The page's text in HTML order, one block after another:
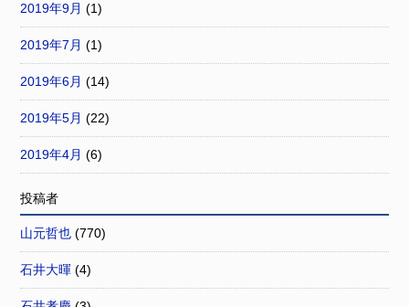
2019年9月 (1)
2019年7月 (1)
2019年6月 (14)
2019年5月 (22)
2019年4月 (6)
投稿者
山元哲也 (770)
石井大暉 (4)